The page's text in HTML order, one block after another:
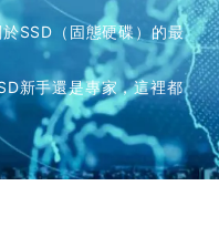
SSD（固態硬碟）的最
新手還是專家，這裡都